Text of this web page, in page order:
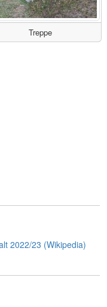
Treppe
2022/23 (Wikipedia)